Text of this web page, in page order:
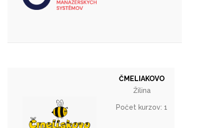
ČMELIAKOVO
Žilina
Počet kurzov: 1